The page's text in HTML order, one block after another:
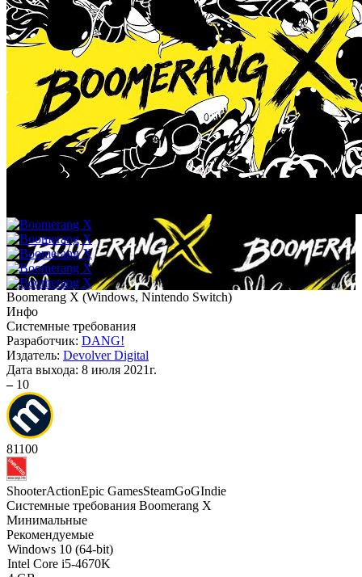
Boomerang X (Windows, Nintendo Switch)
Инфо
Системные требования
Разработчик: DANG!
Издатель: Devolver Digital
Дата выхода: 8 июля 2021г.
– 10
81100
ShooterActionEpic GamesSteamGoGIndie
Системные требования Boomerang X
Минимальные
Рекомендуемые
Windows 10 (64-bit)
Intel Core i5-4670K